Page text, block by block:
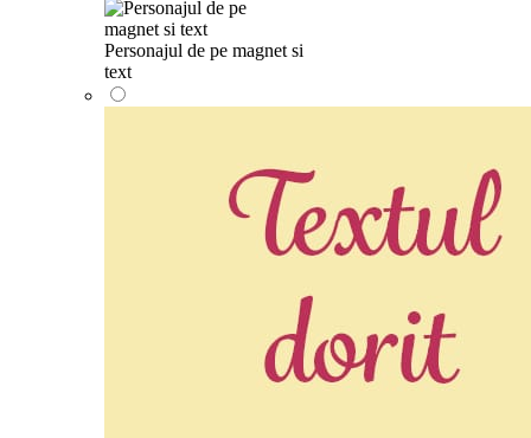
Personajul de pe magnet si
text